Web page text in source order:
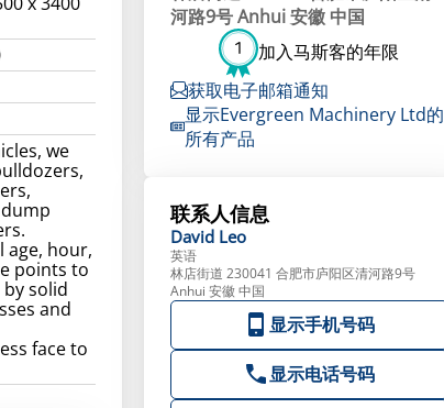
we
age, hour,
points to
solid
and
face to
河路9号 Anhui 安徽 中国
1 加入马斯客的年限
获取电子邮箱通知
显示Evergreen Machinery Ltd的
所有产品
联系人信息
David Leo
英语
林店街道 230041 合肥市庐阳区清河路9号
Anhui 安徽 中国
显示手机号码
显示电话号码